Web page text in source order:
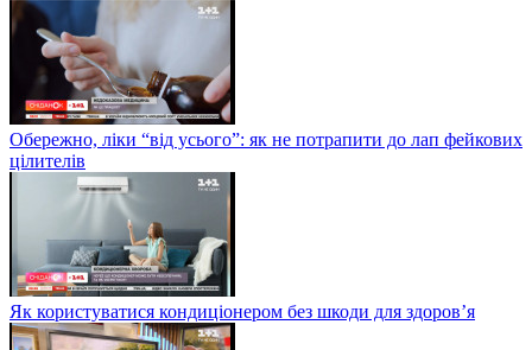
Обережно, ліки “від усього”: як не потрапити до лап фейкових
цілителів
Як користуватися кондиціонером без шкоди для здоров’я